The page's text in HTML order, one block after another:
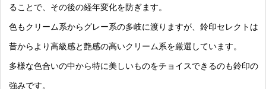
ることで、その後の経年変化を防ぎます。
色もクリーム系からグレー系の多岐に渡りますが、鈴印セレクトは
昔からより高級感と艶感の高いクリーム系を厳選しています。
多様な色合いの中から特に美しいものをチョイスできるのも鈴印の
強みです。